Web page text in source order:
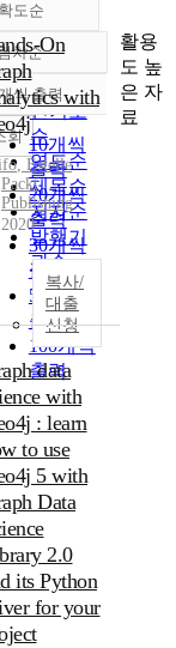
도순
정확도
순
인기도
순
연도순
제목순
저자순
발행기
관순
차순
내림차순
씩 출력
10개씩
출력
20개씩
출력
30개씩
출력
50개씩
출력
100개씩
출력
회
On
with
, Estelle
Packt
Publishing
2020
복사/
대출
신청
data
with
: learn
to use
5 with
Data
2.0
its Python
for your
활용
도 높
은 자
료